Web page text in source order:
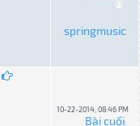
springmusic
10-22-2014, 08:46 PM
Bài cuối: